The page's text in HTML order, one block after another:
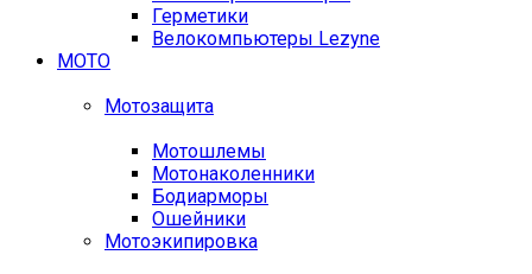
Герметики
Велокомпьютеры Lezyne
МОТО
Мотозащита
Мотошлемы
Мотонаколенники
Бодиарморы
Ошейники
Мотоэкипировка